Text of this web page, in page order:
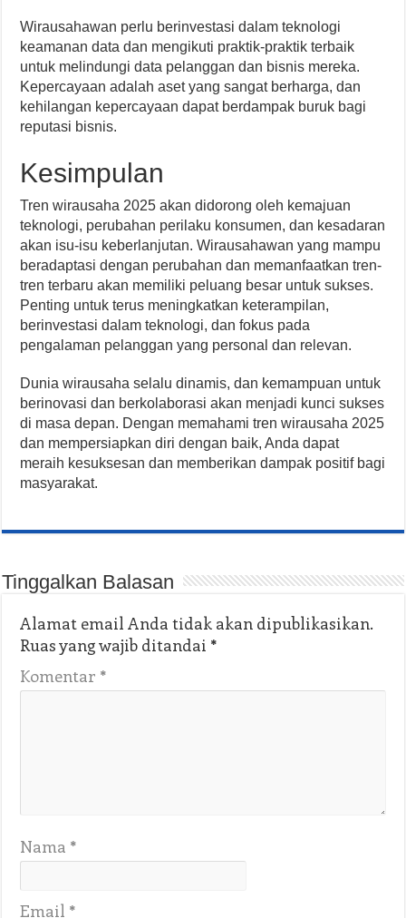
Wirausahawan perlu berinvestasi dalam teknologi
keamanan data dan mengikuti praktik-praktik terbaik
untuk melindungi data pelanggan dan bisnis mereka.
Kepercayaan adalah aset yang sangat berharga, dan
kehilangan kepercayaan dapat berdampak buruk bagi
reputasi bisnis.
Kesimpulan
Tren wirausaha 2025 akan didorong oleh kemajuan
teknologi, perubahan perilaku konsumen, dan kesadaran
akan isu-isu keberlanjutan. Wirausahawan yang mampu
beradaptasi dengan perubahan dan memanfaatkan tren-
tren terbaru akan memiliki peluang besar untuk sukses.
Penting untuk terus meningkatkan keterampilan,
berinvestasi dalam teknologi, dan fokus pada
pengalaman pelanggan yang personal dan relevan.
Dunia wirausaha selalu dinamis, dan kemampuan untuk
berinovasi dan berkolaborasi akan menjadi kunci sukses
di masa depan. Dengan memahami tren wirausaha 2025
dan mempersiapkan diri dengan baik, Anda dapat
meraih kesuksesan dan memberikan dampak positif bagi
masyarakat.
Tinggalkan Balasan
Alamat email Anda tidak akan dipublikasikan.
Ruas yang wajib ditandai *
Komentar *
Nama *
Email *